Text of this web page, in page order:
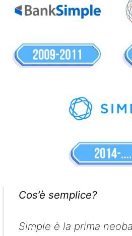
Cos’è semplice?
Simple è la prima